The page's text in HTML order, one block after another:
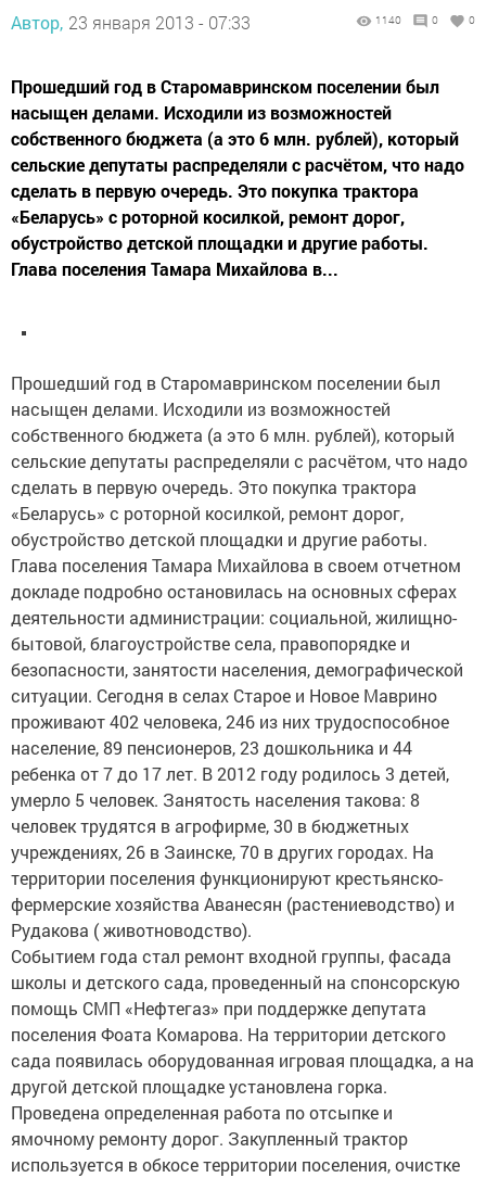
Автор, 23 января 2013 - 07:33 1140 0 0
Прошедший год в Старомавринском поселении был
насыщен делами. Исходили из возможностей
собственного бюджета (а это 6 млн. рублей), который
сельские депутаты распределяли с расчётом, что надо
сделать в первую очередь. Это покупка трактора
«Беларусь» с роторной косилкой, ремонт дорог,
обустройство детской площадки и другие работы.
Глава поселения Тамара Михайлова в...
Прошедший год в Старомавринском поселении был
насыщен делами. Исходили из возможностей
собственного бюджета (а это 6 млн. рублей), который
сельские депутаты распределяли с расчётом, что надо
сделать в первую очередь. Это покупка трактора
«Беларусь» с роторной косилкой, ремонт дорог,
обустройство детской площадки и другие работы.
Глава поселения Тамара Михайлова в своем отчетном
докладе подробно остановилась на основных сферах
деятельности администрации: социальной, жилищно-
бытовой, благоустройстве села, правопорядке и
безопасности, занятости населения, демографической
ситуации. Сегодня в селах Старое и Новое Маврино
проживают 402 человека, 246 из них трудоспособное
население, 89 пенсионеров, 23 дошкольника и 44
ребенка от 7 до 17 лет. В 2012 году родилось 3 детей,
умерло 5 человек. Занятость населения такова: 8
человек трудятся в агрофирме, 30 в бюджетных
учреждениях, 26 в Заинске, 70 в других городах. На
территории поселения функционируют крестьянско-
фермерские хозяйства Аванесян (растениеводство) и
Рудакова ( животноводство).
Событием года стал ремонт входной группы, фасада
школы и детского сада, проведенный на спонсорскую
помощь СМП «Нефтегаз» при поддержке депутата
поселения Фоата Комарова. На территории детского
сада появилась оборудованная игровая площадка, а на
другой детской площадке установлена горка.
Проведена определенная работа по отсыпке и
ямочному ремонту дорог. Закупленный трактор
используется в обкосе территории поселения, очистке